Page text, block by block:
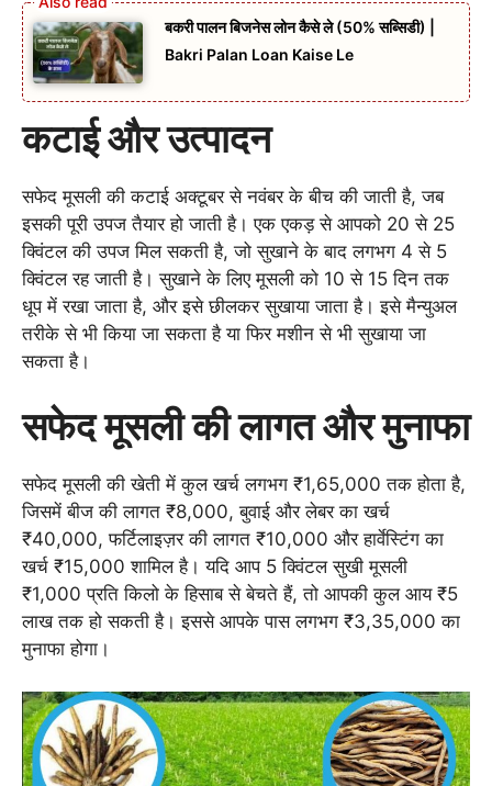
बकरी पालन बिजनेस लोन कैसे ले (50% सब्सिडी) |
Bakri Palan Loan Kaise Le
कटाई और उत्पादन
सफेद मूसली की कटाई अक्टूबर से नवंबर के बीच की जाती है, जब
इसकी पूरी उपज तैयार हो जाती है। एक एकड़ से आपको 20 से 25
क्विंटल की उपज मिल सकती है, जो सुखाने के बाद लगभग 4 से 5
क्विंटल रह जाती है। सुखाने के लिए मूसली को 10 से 15 दिन तक
धूप में रखा जाता है, और इसे छीलकर सुखाया जाता है। इसे मैन्युअल
तरीके से भी किया जा सकता है या फिर मशीन से भी सुखाया जा
सकता है।
सफेद मूसली की लागत और मुनाफा
सफेद मूसली की खेती में कुल खर्च लगभग ₹1,65,000 तक होता है,
जिसमें बीज की लागत ₹8,000, बुवाई और लेबर का खर्च
₹40,000, फर्टिलाइज़र की लागत ₹10,000 और हार्वेस्टिंग का
खर्च ₹15,000 शामिल है। यदि आप 5 क्विंटल सुखी मूसली
₹1,000 प्रति किलो के हिसाब से बेचते हैं, तो आपकी कुल आय ₹5
लाख तक हो सकती है। इससे आपके पास लगभग ₹3,35,000 का
मुनाफा होगा।